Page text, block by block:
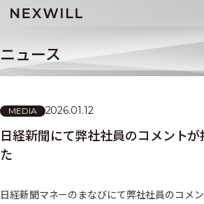
ニュース
MEDIA 2026.01.12
日経新聞にて弊社社員のコメント
た
日経新聞マネーのまなびにて弊社社員のコメ